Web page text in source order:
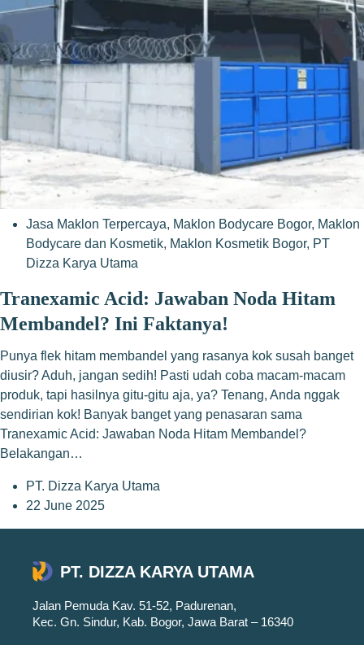
Jasa Maklon Terpercaya, Maklon Bodycare Bogor, Maklon
Bodycare dan Kosmetik, Maklon Kosmetik Bogor, PT
Dizza Karya Utama
Tranexamic Acid: Jawaban Noda Hitam
Membandel? Ini Faktanya!
Punya flek hitam membandel yang rasanya kok susah banget
diusir? Aduh, jangan sedih! Pasti udah coba macam-macam
produk, tapi hasilnya gitu-gitu aja, ya? Tenang, Anda nggak
sendirian kok! Banyak banget yang penasaran sama
Tranexamic Acid: Jawaban Noda Hitam Membandel?
Belakangan…
PT. Dizza Karya Utama
22 June 2025
PT. DIZZA KARYA UTAMA
Jalan Pemuda Kav. 51-52, Padurenan,
Kec. Gn. Sindur, Kab. Bogor, Jawa Barat – 16340